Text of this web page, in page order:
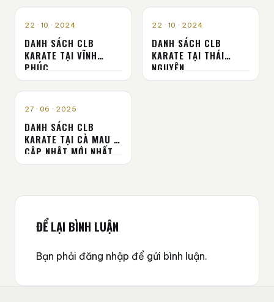
CLB KARATE - VÕ ĐƯỜNG
22 · 10 · 2024
DANH SÁCH CLB
KARATE TẠI VĨNH
PHÚC
CLB KARATE - VÕ ĐƯỜNG
22 · 10 · 2024
DANH SÁCH CLB
KARATE TẠI THÁI
NGUYÊN
CLB KARATE - VÕ ĐƯỜNG
27 · 06 · 2025
DANH SÁCH CLB
KARATE TẠI CÀ MAU –
CẬP NHẬT MỚI NHẤT
2025
ĐỂ LẠI BÌNH LUẬN
Bạn phải đăng nhập để gửi bình luận.